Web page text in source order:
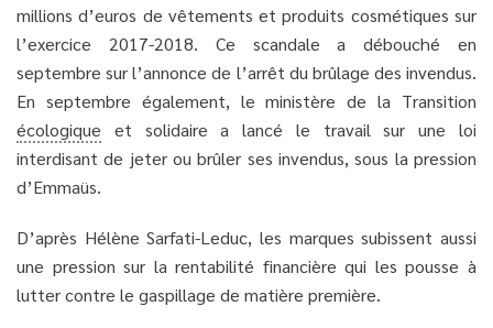
millions d’euros de vêtements et produits cosmétiques sur
l’exercice 2017-2018. Ce scandale a débouché en
septembre sur l’annonce de l’arrêt du brûlage des invendus.
En septembre également, le ministère de la Transition
écologique et solidaire a lancé le travail sur une loi
interdisant de jeter ou brûler ses invendus, sous la pression
d’Emmaüs.
D’après Hélène Sarfati-Leduc, les marques subissent aussi
une pression sur la rentabilité financière qui les pousse à
lutter contre le gaspillage de matière première.